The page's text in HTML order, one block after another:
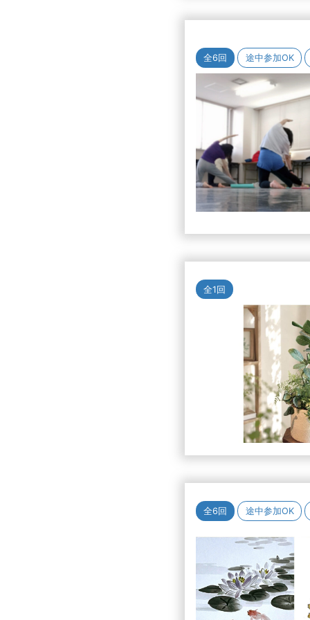
全6回 途中参加OK
全1回
全6回 途中参加OK